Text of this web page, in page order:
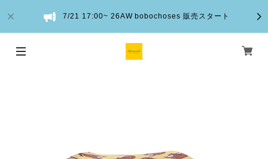
7/21 17:00~ 26AW bobochoses 販売スタート